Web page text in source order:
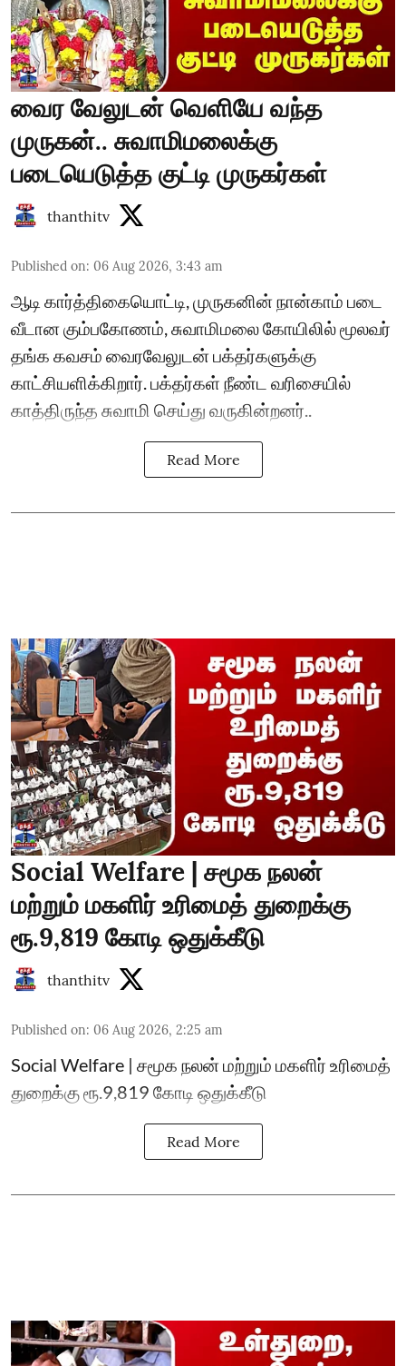
வைர வேலுடன் வெளியே வந்த
முருகன்.. சுவாமிமலைக்கு
படையெடுத்த குட்டி முருகர்கள்
thanthitv
Published on: 06 Aug 2026, 3:43 am
ஆடி கார்த்திகையொட்டி, முருகனின் நான்காம் படை
வீடான கும்பகோணம், சுவாமிமலை கோயிலில் மூலவர்
தங்க கவசம் வைரவேலுடன் பக்தர்களுக்கு
காட்சியளிக்கிறார். பக்தர்கள் நீண்ட வரிசையில்
காத்திருந்த சுவாமி செய்து வருகின்றனர்..
Read More
Social Welfare | சமூக நலன்
மற்றும் மகளிர் உரிமைத் துறைக்கு
ரூ.9,819 கோடி ஒதுக்கீடு
thanthitv
Published on: 06 Aug 2026, 2:25 am
Social Welfare | சமூக நலன் மற்றும் மகளிர் உரிமைத்
துறைக்கு ரூ.9,819 கோடி ஒதுக்கீடு
Read More